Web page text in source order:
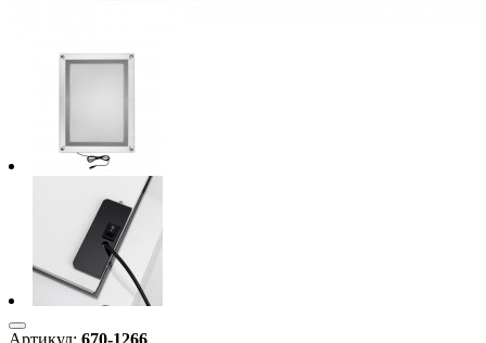
Артикул: 670-1266